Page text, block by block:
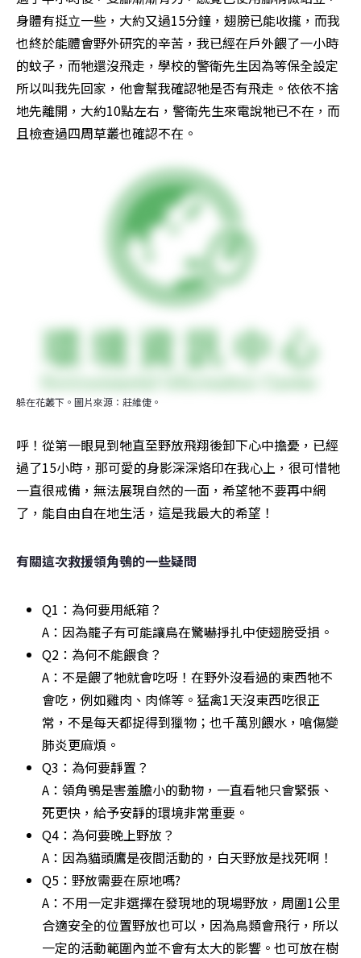
身體有挺立一些，大約又過15分鐘，翅膀已能收攏，而我
也終於能體會野外研究的辛苦，我已經在戶外餵了一小時
的蚊子，而牠還沒飛走，學校的警衛先生因為等保全設定
所以叫我先回家，他會幫我確認牠是否有飛走。依依不捨
地先離開，大約10點左右，警衛先生來電說牠已不在，而
且檢查過四周草叢也確認不在。
躲在花叢下。圖片來源：莊維倢。
呼！從第一眼見到牠直至野放飛翔後卸下心中擔憂，已經
過了15小時，那可愛的身影深深烙印在我心上，很可惜牠
一直很戒備，無法展現自然的一面，希望牠不要再中網
了，能自由自在地生活，這是我最大的希望！
有關這次救援領角鴞的一些疑問
Q1：為何要用紙箱？
A：因為籠子有可能讓鳥在驚嚇掙扎中使翅膀受損。
Q2：為何不能餵食？
A：不是餵了牠就會吃呀！在野外沒看過的東西牠不
會吃，例如雞肉、肉條等。猛禽1天沒東西吃很正
常，不是每天都捉得到獵物；也千萬別餵水，嗆傷變
肺炎更麻煩。
Q3：為何要靜置？
A：領角鴞是害羞膽小的動物，一直看牠只會緊張、
死更快，給予安靜的環境非常重要。
Q4：為何要晚上野放？
A：因為貓頭鷹是夜間活動的，白天野放是找死啊！
Q5：野放需要在原地嗎?
A：不用一定非選擇在發現地的現場野放，周圍1公里
合適安全的位置野放也可以，因為鳥類會飛行，所以
一定的活動範圍內並不會有太大的影響。也可放在樹